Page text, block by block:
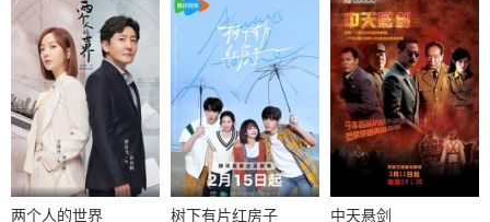
两个人的世界 树下有片红房子 中天悬剑